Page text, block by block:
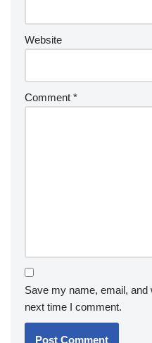
Website
Comment *
Save my name, email,
next time I comment.